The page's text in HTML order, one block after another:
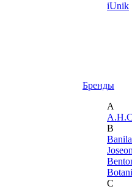
iUnik
Бренды
A
B
Joseon
C